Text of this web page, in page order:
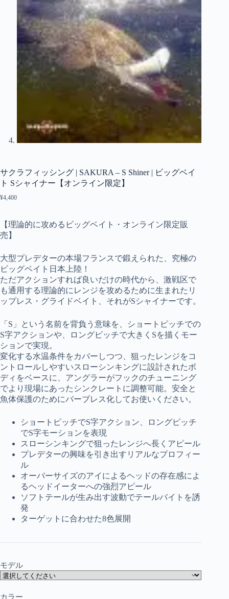
サクラフィッシング | SAKURA – S Shiner | ビッグベイ
ト Sシャイナー【オンライン限定】
¥4,400
【理論的に攻めるビッグベイト・オンライン限定販
売】
大型プレデターの本場フランスで鍛えられた、究極の
ビッグベイト日本上陸！
ただアクションすれば良いだけの時代から、激戦区で
も通用する理論的にレンジを攻めるために生まれたリ
ップレス・グライドベイト、それがSシャイナーです。
「S」という名前を背負う意味を、ショートピッチでの
S字アクションや、ロングピッチで大きくSを描くモー
ションで実現。
変化する水温条件をカバーしつつ、狙ったレンジをコ
ントロールしやすいスローシンキングに設計されたボ
ディをベースに、アングラーがフックのチューニング
でより現場にあったシンクレートに調整可能。安全と
魚体保護のためにバーブレス化してお使いください。
ショートピッチでS字アクション、ロングピッチ
でS字モーションを表現
スローシンキングで狙ったレンジへ長くアピール
プレデターの興味を引き出すリアルなプロフィー
ル
オーバーサイズのアイによるヘッドの存在感によ
るヘッドイーターへの強烈アピール
ソフトテールが生み出す波動でテールバイトを誘
発
ターゲットに合わせた8色展開
モデル
カラー